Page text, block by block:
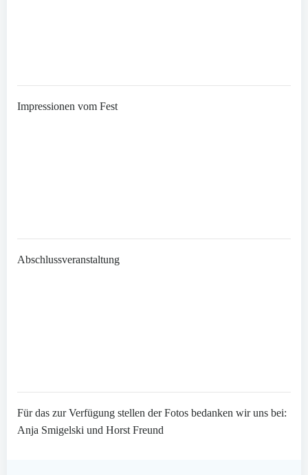
Impressionen vom Fest
Abschlussveranstaltung
Für das zur Verfügung stellen der Fotos bedanken wir uns bei:
Anja Smigelski und Horst Freund